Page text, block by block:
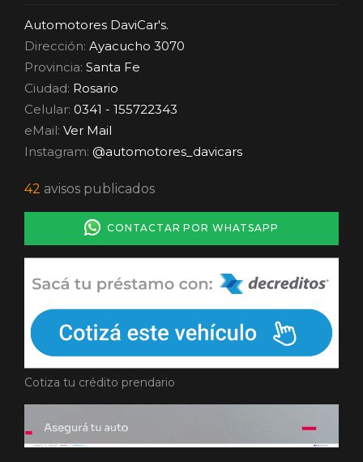
Automotores DaviCar's.
Dirección: Ayacucho 3070
Provincia: Santa Fe
Ciudad: Rosario
Celular: 0341 - 155722343
eMail: Ver Mail
Instagram: @automotores_davicars
42 avisos publicados
CONTACTAR POR WHATSAPP
Cotiza tu crédito prendario